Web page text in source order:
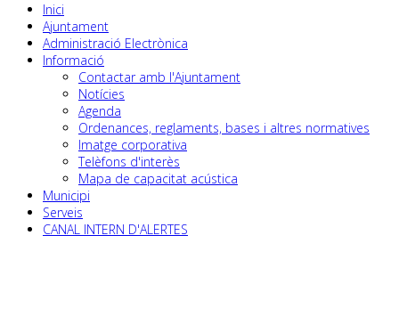
Inici
Ajuntament
Administració Electrònica
Informació
Contactar amb l'Ajuntament
Notícies
Agenda
Ordenances, reglaments, bases i altres normatives
Imatge corporativa
Telèfons d'interès
Mapa de capacitat acústica
Municipi
Serveis
CANAL INTERN D'ALERTES